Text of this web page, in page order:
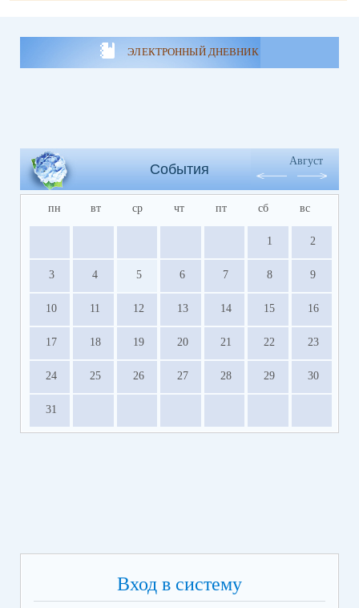
ЭЛЕКТРОННЫЙ ДНЕВНИК
События
Август
пн вт ср чт пт сб вс
1 2
3 4 5 6 7 8 9
10 11 12 13 14 15 16
17 18 19 20 21 22 23
24 25 26 27 28 29 30
31
Вход в систему